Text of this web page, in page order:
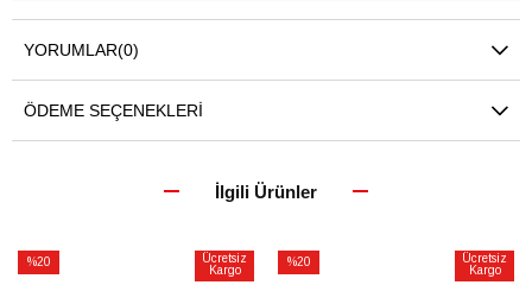
YORUMLAR(0)
ÖDEME SEÇENEKLERI
İlgili Ürünler
%20
Ücretsiz
Kargo
%20
Ücretsiz
Kargo